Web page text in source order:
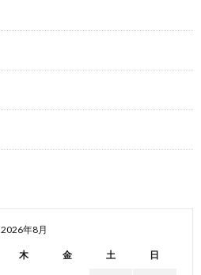
2026年8月
木 金 土 日